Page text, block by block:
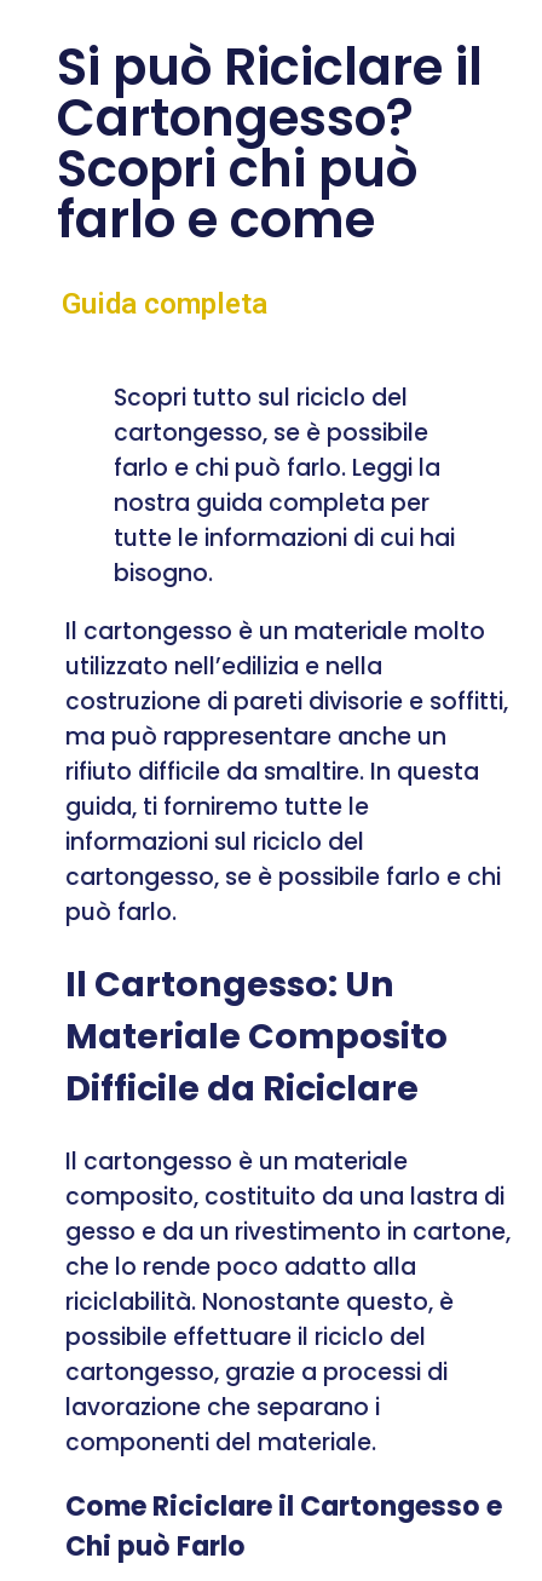
Si può Riciclare il
Cartongesso?
Scopri chi può
farlo e come
Guida completa
Scopri tutto sul riciclo del
cartongesso, se è possibile
farlo e chi può farlo. Leggi la
nostra guida completa per
tutte le informazioni di cui hai
bisogno.
Il cartongesso è un materiale molto
utilizzato nell’edilizia e nella
costruzione di pareti divisorie e soffitti,
ma può rappresentare anche un
rifiuto difficile da smaltire. In questa
guida, ti forniremo tutte le
informazioni sul riciclo del
cartongesso, se è possibile farlo e chi
può farlo.
Il Cartongesso: Un
Materiale Composito
Difficile da Riciclare
Il cartongesso è un materiale
composito, costituito da una lastra di
gesso e da un rivestimento in cartone,
che lo rende poco adatto alla
riciclabilità. Nonostante questo, è
possibile effettuare il riciclo del
cartongesso, grazie a processi di
lavorazione che separano i
componenti del materiale.
Come Riciclare il Cartongesso e
Chi può Farlo